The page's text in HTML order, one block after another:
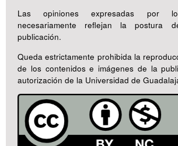
Las opiniones expresadas por
necesariamente reflejan la postura
publicación.
Queda estrictamente prohibida la
de los contenidos e imágenes de la
autorización de la Universidad de